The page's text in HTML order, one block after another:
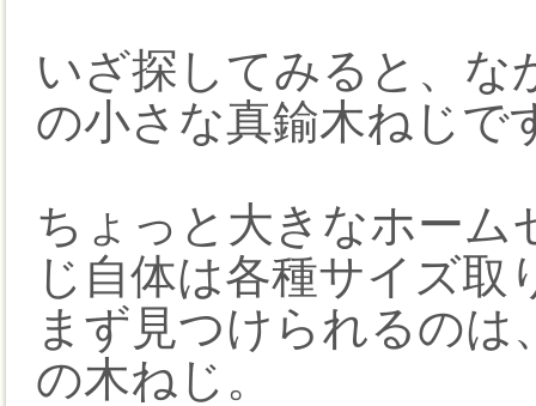
いざ探してみると、な
の小さな真鍮木ねじで
ちょっと大きなホーム
じ自体は各種サイズ
まず見つけられるのは
の木ねじ。